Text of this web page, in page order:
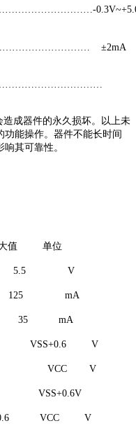
±2mA
造成器件的永久损坏。以上未
操作。器件不能长时间
可靠性。
大值 单位
5.5 V
115 125 mA
22 35 mA
VSS+0.6 V
VCC V
VSS+0.6V
VCC-0.6 VCC V